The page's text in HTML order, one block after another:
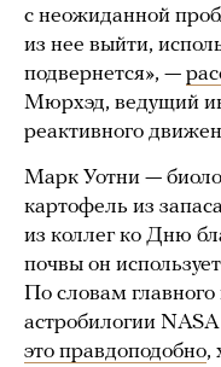
с неожиданной
из нее выйти,
подвернется», —
Мюрхэд, ведущий
реактивного
Марк Уотни —
картофель из
из коллег ко Дню
почвы он
По словам
астробилогии
это правдоподобно,